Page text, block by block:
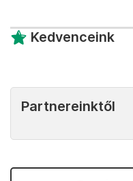
Kedvenceink
Partnereinktől